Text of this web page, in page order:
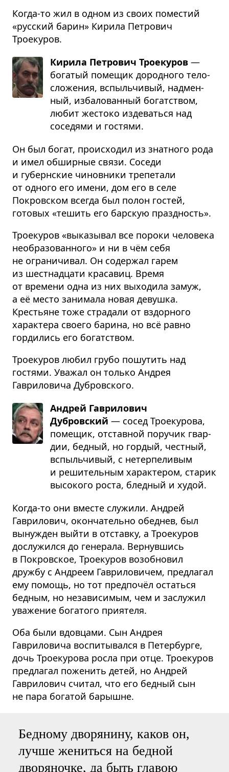
Когда-то жил в одном из своих поместий
«русский барин» Кирила Петрович
Троекуров.
Кирила Петрович Троекуров —
бога­тый поме­щик дород­ного тело­
сло­же­ния, вспыль­чи­вый, над­мен­
ный, изба­ло­ван­ный богат­ством,
любит жестоко изде­ваться над
сосе­дями и гостями.
Он был богат, происходил из знатного рода
и имел обширные связи. Соседи
и губернские чиновники трепетали
от одного его имени, дом его в селе
Покровском всегда был полон гостей,
готовых «тешить его барскую праздность».
Троекуров «выказывал все пороки человека
необразованного» и ни в чём себя
не ограничивал. Он содержал гарем
из шестнадцати красавиц. Время
от времени одна из них выходила замуж,
а её место занимала новая девушка.
Крестьяне тоже страдали от вздорного
характера своего барина, но всё равно
гордились его богатством.
Троекуров любил грубо пошутить над
гостями. Уважал он только Андрея
Гавриловича Дубровского.
Андрей Гаврилович
Дубровский — сосед Тро­е­ку­рова,
поме­щик, отстав­ной пору­чик гвар­
дии, бед­ный, но гор­дый, чест­ный,
вспыль­чи­вый, с нетер­пе­ли­вым
и реши­тель­ным харак­те­ром, ста­рик
высо­кого роста, блед­ный и худой.
Когда-то они вместе служили. Андрей
Гаврилович, окончательно обеднев, был
вынужден выйти в отставку, а Троекуров
дослужился до генерала. Вернувшись
в Покровское, Троекуров возобновил
дружбу с Андреем Гавриловичем, предлагал
ему помощь, но тот предпочёл остаться
бедным, но независимым, чем и заслужил
уважение богатого приятеля.
Оба были вдовцами. Сын Андрея
Гавриловича воспитывался в Петербурге,
дочь Троекурова росла при отце. Троекуров
предлагал поженить детей, но Андрей
Гаврилович считал, что его бедный сын
не пара богатой барышне.
Бедному дворянину, каков он,
лучше жениться на бедной
дворяночке, да быть главою